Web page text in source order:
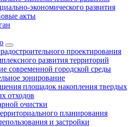
экономического развития
акты
проектирования
развития территорий
современной городской среды
зонирование
площадок накопления твердых
отходов
очистки
планирования
и застройки